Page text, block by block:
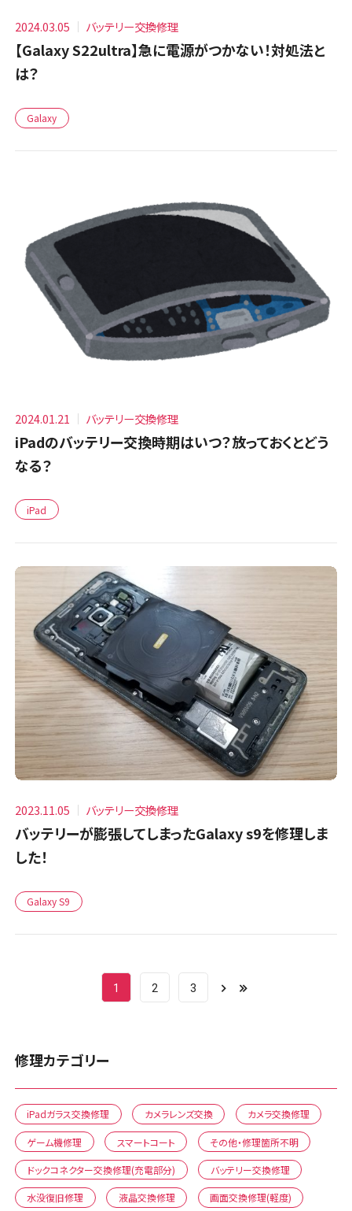
2024.03.05 バッテリー交換修理
【Galaxy S22ultra】急に電源がつかない！対処法と
は？
Galaxy
2024.01.21 バッテリー交換修理
iPadのバッテリー交換時期はいつ？放っておくとどう
なる？
iPad
2023.11.05 バッテリー交換修理
バッテリーが膨張してしまったGalaxy s9を修理しま
した！
Galaxy S9
1 2 3
修理カテゴリー
iPadガラス交換修理 カメラレンズ交換 カメラ交換修理
ゲーム機修理 スマートコート その他・修理箇所不明
ドックコネクター交換修理(充電部分) バッテリー交換修理
水没復旧修理 液晶交換修理 画面交換修理(軽度)